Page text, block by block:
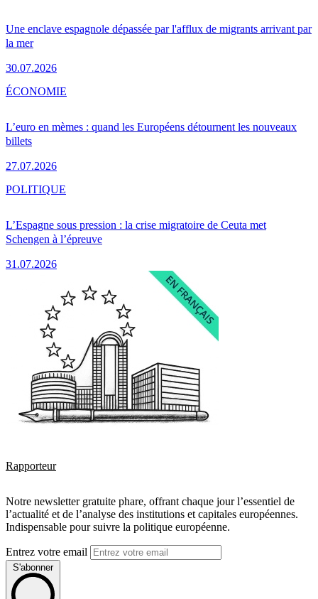
Une enclave espagnole dépassée par l'afflux de migrants arrivant par
la mer
30.07.2026
L’euro en mèmes : quand les Européens détournent les nouveaux
billets
27.07.2026
ÉCONOMIE
L’Espagne sous pression : la crise migratoire de Ceuta met
Schengen à l’épreuve
31.07.2026
POLITIQUE
Rapporteur
Notre newsletter gratuite phare, offrant chaque jour l’essentiel de
l’actualité et de l’analyse des institutions et capitales européennes.
Indispensable pour suivre la politique européenne.
Entrez votre email
S'abonner